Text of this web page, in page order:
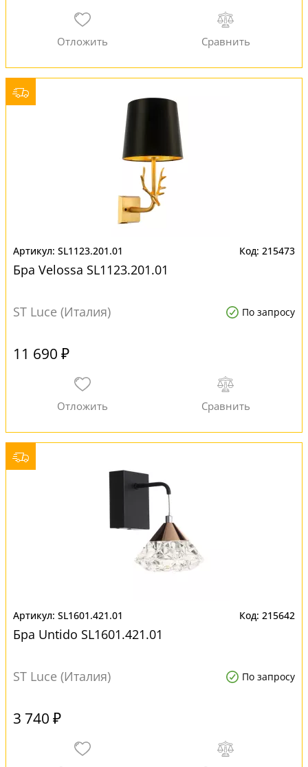
SL1123.201.01 215473
Бра Velossa SL1123.201.01
ST Luce (Италия) По запросу
11 690 ₽
SL1601.421.01 215642
Бра Untido SL1601.421.01
ST Luce (Италия) По запросу
3 740 ₽